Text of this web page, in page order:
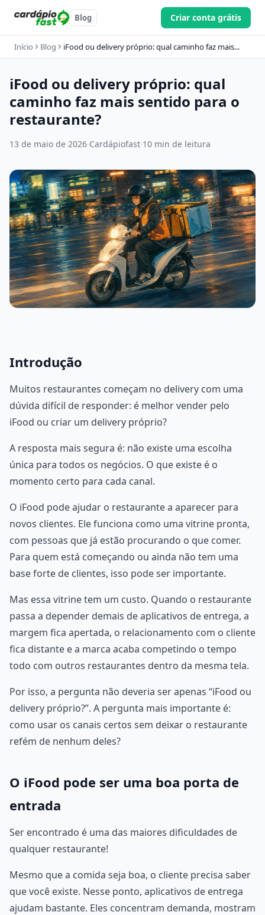
Blog Criar conta grátis
Início Blog iFood ou delivery próprio: qual caminho faz mais...
iFood ou delivery próprio: qual
caminho faz mais sentido para o
restaurante?
13 de maio de 2026·Cardápiofast·10 min de leitura
Introdução
Muitos restaurantes começam no delivery com uma
dúvida difícil de responder: é melhor vender pelo
iFood ou criar um delivery próprio?
A resposta mais segura é: não existe uma escolha
única para todos os negócios. O que existe é o
momento certo para cada canal.
O iFood pode ajudar o restaurante a aparecer para
novos clientes. Ele funciona como uma vitrine pronta,
com pessoas que já estão procurando o que comer.
Para quem está começando ou ainda não tem uma
base forte de clientes, isso pode ser importante.
Mas essa vitrine tem um custo. Quando o restaurante
passa a depender demais de aplicativos de entrega, a
margem fica apertada, o relacionamento com o cliente
fica distante e a marca acaba competindo o tempo
todo com outros restaurantes dentro da mesma tela.
Por isso, a pergunta não deveria ser apenas “iFood ou
delivery próprio?”. A pergunta mais importante é:
como usar os canais certos sem deixar o restaurante
refém de nenhum deles?
O iFood pode ser uma boa porta de
entrada
Ser encontrado é uma das maiores dificuldades de
qualquer restaurante!
Mesmo que a comida seja boa, o cliente precisa saber
que você existe. Nesse ponto, aplicativos de entrega
ajudam bastante. Eles concentram demanda, mostram